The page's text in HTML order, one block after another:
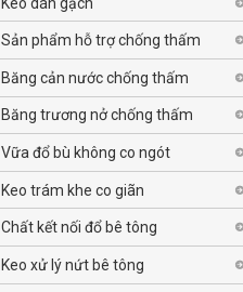
Sản phẩm hỗ trợ chống thấm
Băng cản nước chống thấm
Băng trương nở chống thấm
Vữa đổ bù không co ngót
Keo trám khe co giãn
Chất kết nối đổ bê tông
Keo xử lý nứt bê tông